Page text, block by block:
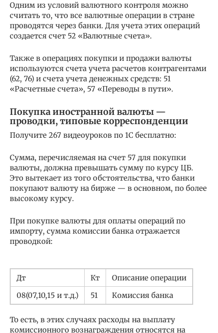
Одним из условий валютного контроля можно
считать то, что все валютные операции в стране
проводятся через банки. Для учета этих операций
создается счет 52 «Валютные счета».
Также в операциях покупки и продажи валюты
используются счета учета расчетов контрагентами
(62, 76) и счета учета денежных средств: 51
«Расчетные счета», 57 «Переводы в пути».
Покупка иностранной валюты —
проводки, типовые корреспонденции
Получите 267 видеоуроков по 1С бесплатно:
Сумма, перечисляемая на счет 57 для покупки
валюты, должна превышать сумму по курсу ЦБ.
Это вытекает из того обстоятельства, что банки
покупают валюту на бирже — в основном, по более
высокому курсу.
При покупке валюты для оплаты операций по
импорту, сумма комиссии банка отражается
проводкой:
Дт Кт
Описание операции
08(07,10,15 и т.д.)
51 Комиссия банка
То есть, в этих случаях расходы на выплату
комиссионного вознаграждения относятся на